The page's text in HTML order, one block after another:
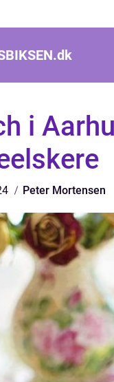
dk
i
Peter Mortensen